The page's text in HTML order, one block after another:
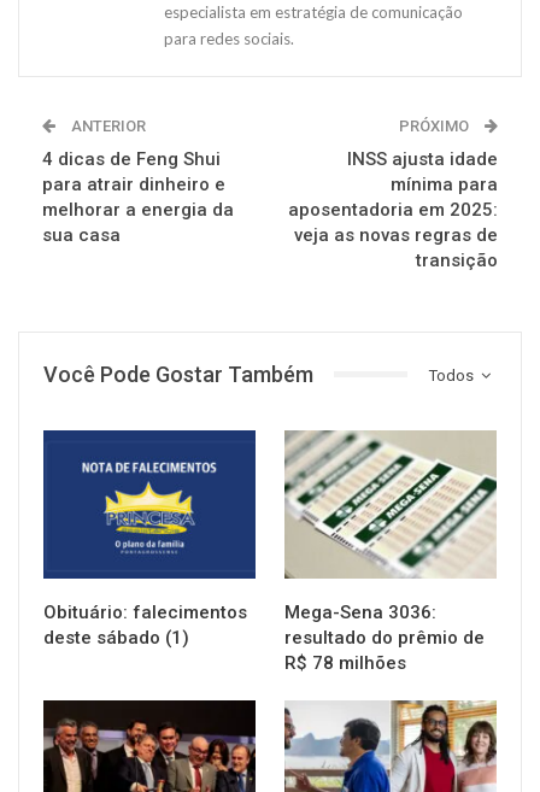
especialista em estratégia de comunicação
para redes sociais.
ANTERIOR
4 dicas de Feng Shui
para atrair dinheiro e
melhorar a energia da
sua casa
PRÓXIMO
INSS ajusta idade
mínima para
aposentadoria em 2025:
veja as novas regras de
transição
Todos
Você Pode Gostar Também
Obituário: falecimentos
deste sábado (1)
NOTÍCIAS
Mega-Sena 3036:
resultado do prêmio de
R$ 78 milhões
NOTÍCIAS NOTÍCIAS